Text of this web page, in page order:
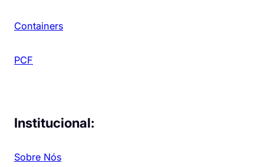
Containers
PCF
Institucional:
Sobre Nós